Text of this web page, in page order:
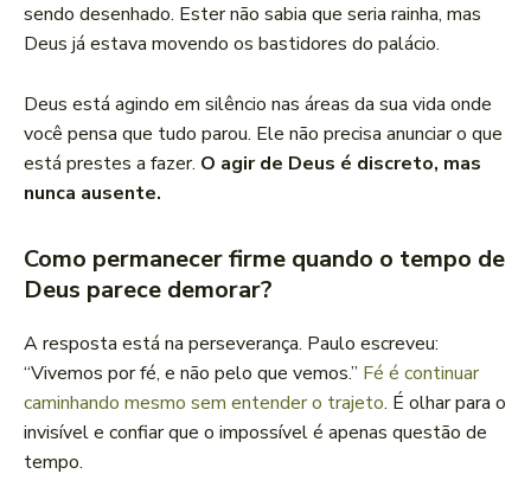
sendo desenhado. Ester não sabia que seria rainha, mas
Deus já estava movendo os bastidores do palácio.
Deus está agindo em silêncio nas áreas da sua vida onde
você pensa que tudo parou. Ele não precisa anunciar o que
está prestes a fazer. O agir de Deus é discreto, mas
nunca ausente.
Como permanecer firme quando o tempo de
Deus parece demorar?
A resposta está na perseverança. Paulo escreveu:
“Vivemos por fé, e não pelo que vemos.” Fé é continuar
caminhando mesmo sem entender o trajeto. É olhar para o
invisível e confiar que o impossível é apenas questão de
tempo.